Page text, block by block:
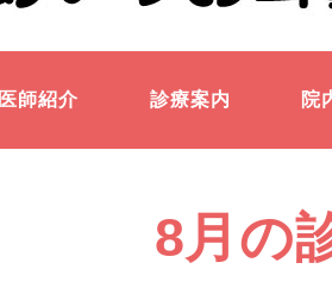
医師紹介 診療案内 院
8月の